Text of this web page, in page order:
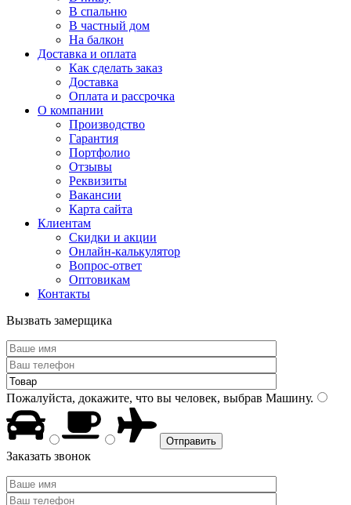
В спальню
В частный дом
На балкон
Доставка и оплата
Как сделать заказ
Доставка
Оплата и рассрочка
О компании
Производство
Гарантия
Портфолио
Отзывы
Реквизиты
Вакансии
Карта сайта
Клиентам
Скидки и акции
Онлайн-калькулятор
Вопрос-ответ
Оптовикам
Контакты
Вызвать замерщика
Пожалуйста, докажите, что вы человек, выбрав Машину.
Заказать звонок